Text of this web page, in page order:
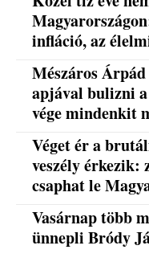
infláció, az
Mészáros
apjával bulizni
vége mindenkit
Véget ér a
veszély érkezik:
csaphat le
Vasárnap több
ünnepli Bródy